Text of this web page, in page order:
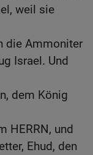
weil sie
die Ammoniter
Israel. Und
dem König
HERRN, und
Ehud, den